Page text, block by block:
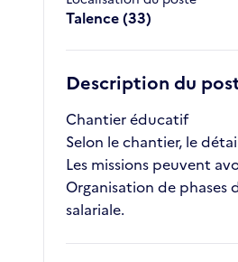
Talence (33)
Description du
Chantier éducatif
Selon le chantier, le
Les missions peuvent
Organisation de phases
salariale.